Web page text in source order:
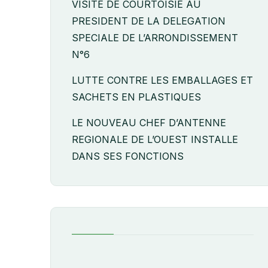
VISITE DE COURTOISIE AU
PRESIDENT DE LA DELEGATION
SPECIALE DE L’ARRONDISSEMENT
N°6
LUTTE CONTRE LES EMBALLAGES ET
SACHETS EN PLASTIQUES
LE NOUVEAU CHEF D’ANTENNE
REGIONALE DE L’OUEST INSTALLE
DANS SES FONCTIONS